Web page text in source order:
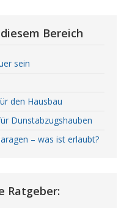
Bereich
sein
den Hausbau
Dunstabzugshauben
– was ist erlaubt?
Ratgeber: